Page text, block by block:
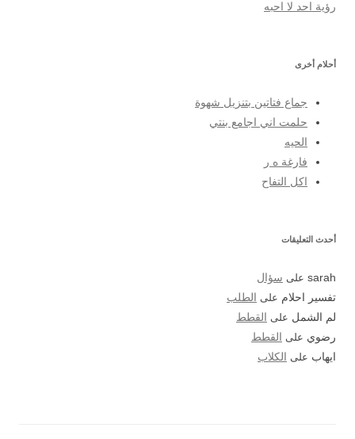
رؤية احد لا احبه
أحلام أخرى
جماع فتاتين بتنزيل شهوة
حلمت اني اجامع بنتي
الحيه
فارغة ه ر
اكل التفاح
أحدث التعليقات
sarah على سؤال
تفسير احلام على
الطلب
لم الشمل على
القطط
رضوي على
القطط
ايهاب على الكلاب